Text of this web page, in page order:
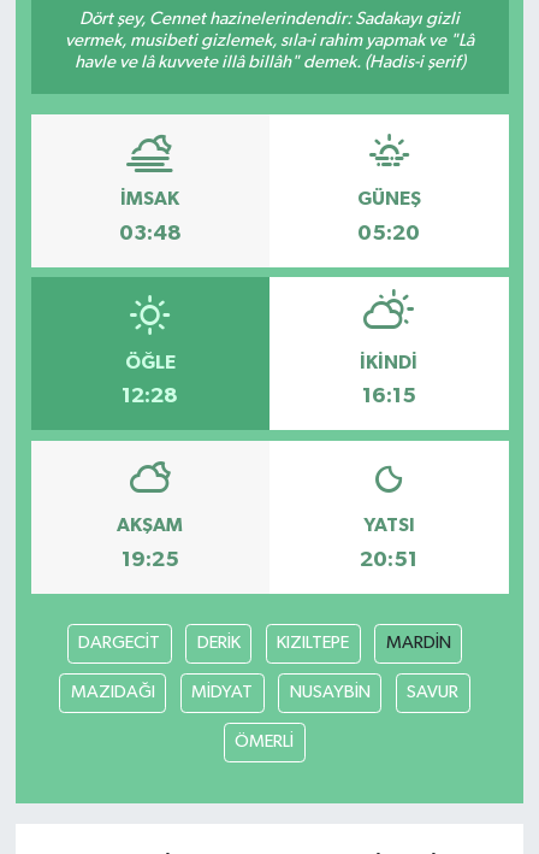
Dört şey, Cennet hazinelerindendir: Sadakayı gizli
vermek, musibeti gizlemek, sıla-i rahim yapmak ve "Lâ
havle ve lâ kuvvete illâ billâh" demek. (Hadis-i şerif)
İMSAK
03:48
GÜNEŞ
05:20
ÖĞLE
12:28
İKINDI
16:15
AKŞAM
19:25
YATSI
20:51
DARGECİT DERİK KIZILTEPE MARDİN
MAZIDAĞI MİDYAT NUSAYBİN SAVUR
ÖMERLİ
Resmi İlanlar